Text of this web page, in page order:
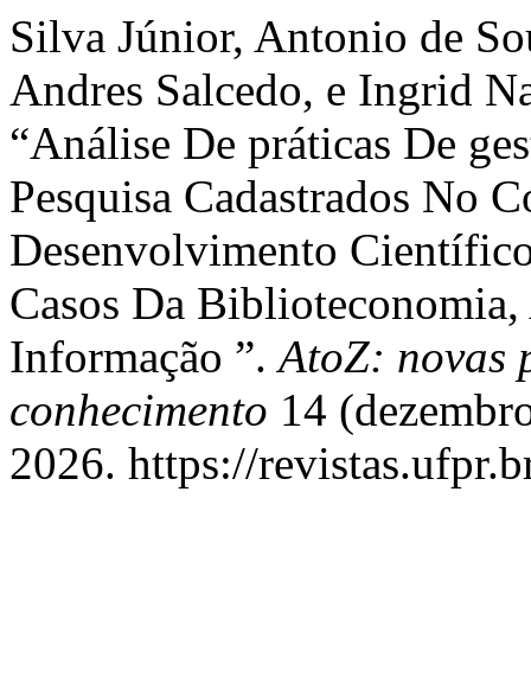
Silva Júnior, Antonio de
Andres Salcedo, e Ingrid
“Análise De práticas De
Pesquisa Cadastrados No
Desenvolvimento
Casos Da
Informação ”.AtoZ: novas
conhecimento 14
2026. https://